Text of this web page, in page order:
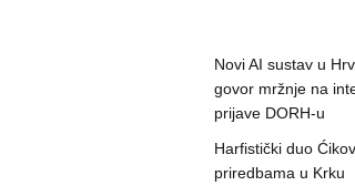
Novi AI sustav u
govor mržnje na
prijave DORH-u
Harfistički duo
priredbama u Krku